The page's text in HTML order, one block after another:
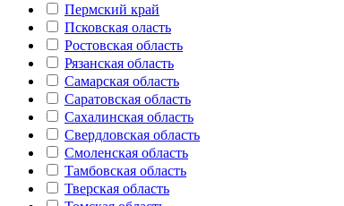
Пермский край
Псковская оласть
Ростовская область
Рязанская область
Самарская область
Саратовская область
Сахалинская область
Свердловская область
Смоленская область
Тамбовская область
Тверская область